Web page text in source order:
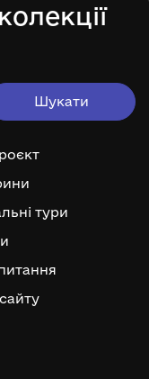
тури